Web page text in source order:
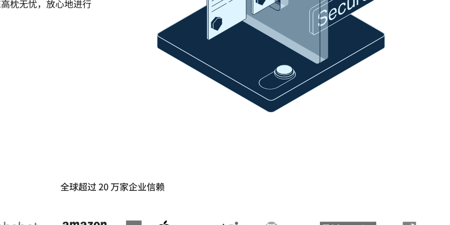
枕无忧，放心地进行
全球超过 20 万家企业信赖